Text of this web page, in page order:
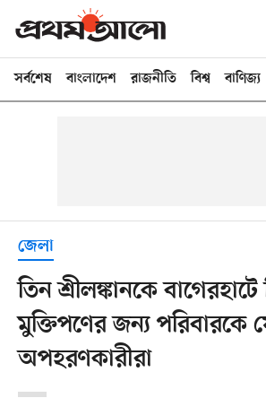
সর্বশেষ বাংলাদেশ রাজনীতি বিশ্ব বাণিজ্য
জেলা
তিন শ্রীলঙ্কানকে
মুক্তিপণের জন্য
অপহরণকারীরা